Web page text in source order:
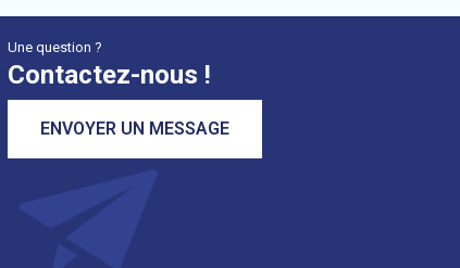
Une question ?
Contactez-nous !
ENVOYER UN MESSAGE